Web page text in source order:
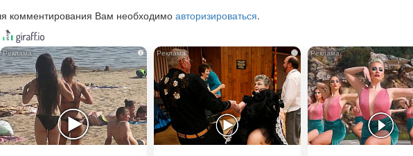
комментирования Вам необходимо авторизироваться.
i i